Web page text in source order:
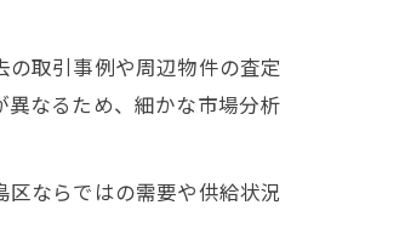
取引事例や周辺物件の査定
なるため、細かな市場分析
ならではの需要や供給状況